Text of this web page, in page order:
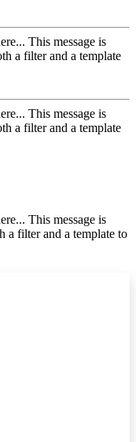
This message is
a filter and a template
This message is
a filter and a template
This message is
a filter and a template to